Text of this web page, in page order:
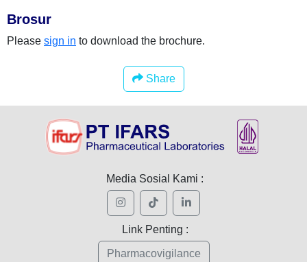
Brosur
Please sign in to download the brochure.
Share
Media Sosial Kami :
Link Penting :
Pharmacovigilance